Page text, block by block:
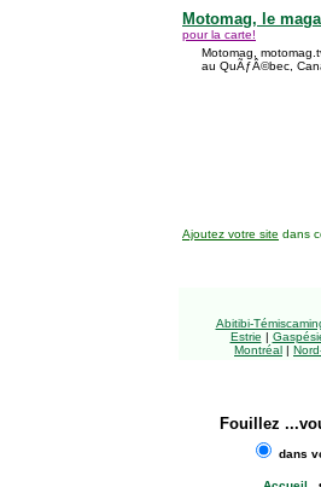
Motomag, le
pour la carte!
Motomag,
au QuÃƒÂ©bec,
Ajoutez votre site dans
Abitibi-
Estrie |
Montréal |
Fouillez
dans